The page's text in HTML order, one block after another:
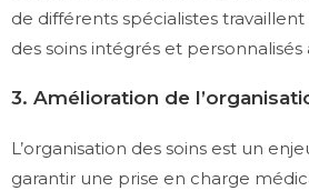
de différents spécialistes
des soins intégrés et
3. Amélioration de
L’organisation des soins est un
garantir une prise en charge